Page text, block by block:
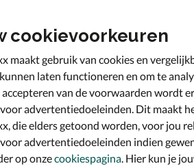
Britton Drive adidas
€ 89,99
89,99
cookievoorkeuren
maakt gebruik van cookies en
laten functioneren en om te
van de voorwaarden wordt
advertentiedoeleinden. Dit maakt
die elders getoond worden, voor jou
advertentiedoeleinden indien
op onzecookiespagina . Hier kun je